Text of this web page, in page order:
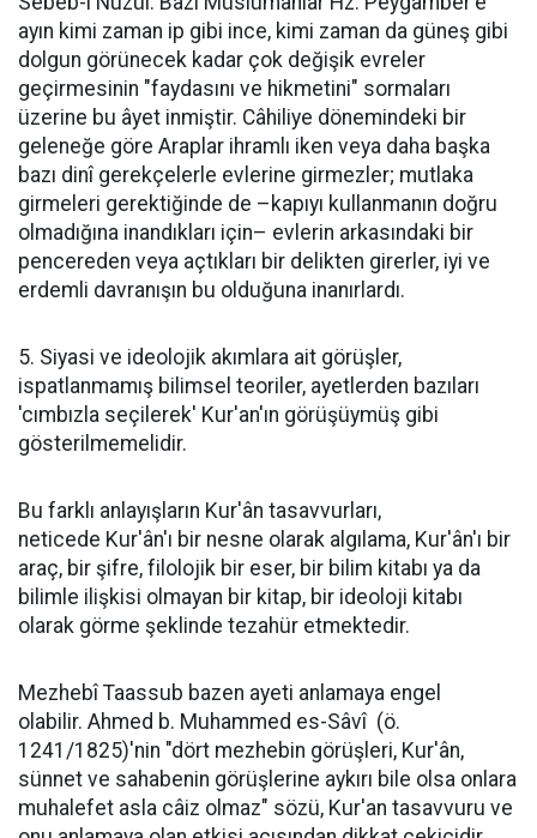
ayın kimi zaman ip gibi ince, kimi zaman da güneş gibi
dolgun görünecek kadar çok değişik evreler
geçirmesinin "faydasını ve hikmetini" sormaları
üzerine bu âyet inmiştir. Câhiliye dönemindeki bir
geleneğe göre Araplar ihramlı iken veya daha başka
bazı dinî gerekçelerle evlerine girmezler; mutlaka
girmeleri gerektiğinde de –kapıyı kullanmanın doğru
olmadığına inandıkları için– evlerin arkasındaki bir
pencereden veya açtıkları bir delikten girerler, iyi ve
erdemli davranışın bu olduğuna inanırlardı.
5. Siyasi ve ideolojik akımlara ait görüşler,
ispatlanmamış bilimsel teoriler, ayetlerden bazıları
'cımbızla seçilerek' Kur'an'ın görüşüymüş gibi
gösterilmemelidir.
Bu farklı anlayışların Kur'ân tasavvurları,
neticede Kur'ân'ı bir nesne olarak algılama, Kur'ân'ı bir
araç, bir şifre, filolojik bir eser, bir bilim kitabı ya da
bilimle ilişkisi olmayan bir kitap, bir ideoloji kitabı
olarak görme şeklinde tezahür etmektedir.
Mezhebî Taassub bazen ayeti anlamaya engel
olabilir. Ahmed b. Muhammed es-Sâvî (ö.
1241/1825)'nin "dört mezhebin görüşleri, Kur'ân,
sünnet ve sahabenin görüşlerine aykırı bile olsa onlara
muhalefet asla câiz olmaz" sözü, Kur'an tasavvuru ve